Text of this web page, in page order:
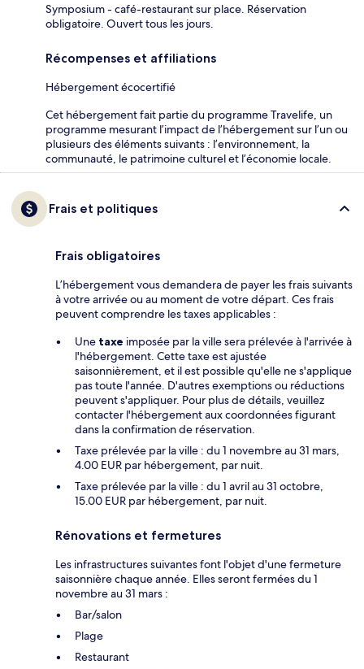
Symposium - café-restaurant sur place. Réservation
obligatoire. Ouvert tous les jours.
Récompenses et affiliations
Hébergement écocertifié
Cet hébergement fait partie du programme Travelife, un
programme mesurant l’impact de l’hébergement sur l’un ou
plusieurs des éléments suivants : l’environnement, la
communauté, le patrimoine culturel et l’économie locale.
Frais et politiques
Frais obligatoires
L’hébergement vous demandera de payer les frais suivants
à votre arrivée ou au moment de votre départ. Ces frais
peuvent comprendre les taxes applicables :
Une taxe imposée par la ville sera prélevée à l'arrivée à
l'hébergement. Cette taxe est ajustée
saisonnièrement, et il est possible qu'elle ne s'applique
pas toute l'année. D'autres exemptions ou réductions
peuvent s'appliquer. Pour plus de détails, veuillez
contacter l'hébergement aux coordonnées figurant
dans la confirmation de réservation.
Taxe prélevée par la ville : du 1 novembre au 31 mars,
4.00 EUR par hébergement, par nuit.
Taxe prélevée par la ville : du 1 avril au 31 octobre,
15.00 EUR par hébergement, par nuit.
Rénovations et fermetures
Les infrastructures suivantes font l'objet d'une fermeture
saisonnière chaque année. Elles seront fermées du 1
novembre au 31 mars :
Bar/salon
Plage
Restaurant